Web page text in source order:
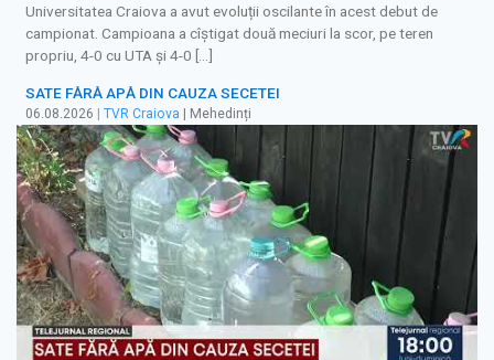
Universitatea Craiova a avut evoluții oscilante în acest debut de
campionat. Campioana a cîștigat două meciuri la scor, pe teren
propriu, 4-0 cu UTA și 4-0 […]
SATE FĂRĂ APĂ DIN CAUZA SECETEI
06.08.2026 TVR Craiova | Mehedinți